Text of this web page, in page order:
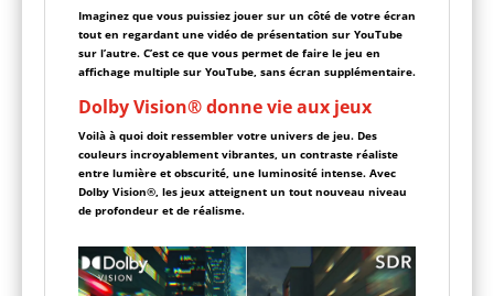
Imaginez que vous puissiez jouer sur un côté de votre écran
tout en regardant une vidéo de présentation sur YouTube
sur l’autre. C’est ce que vous permet de faire le jeu en
affichage multiple sur YouTube, sans écran supplémentaire.
Dolby Vision® donne vie aux jeux
Voilà à quoi doit ressembler votre univers de jeu. Des
couleurs incroyablement vibrantes, un contraste réaliste
entre lumière et obscurité, une luminosité intense. Avec
Dolby Vision®, les jeux atteignent un tout nouveau niveau
de profondeur et de réalisme.